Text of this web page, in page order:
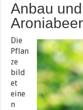
Anbau
Die
Pflan
ze
bild
et
eine
n